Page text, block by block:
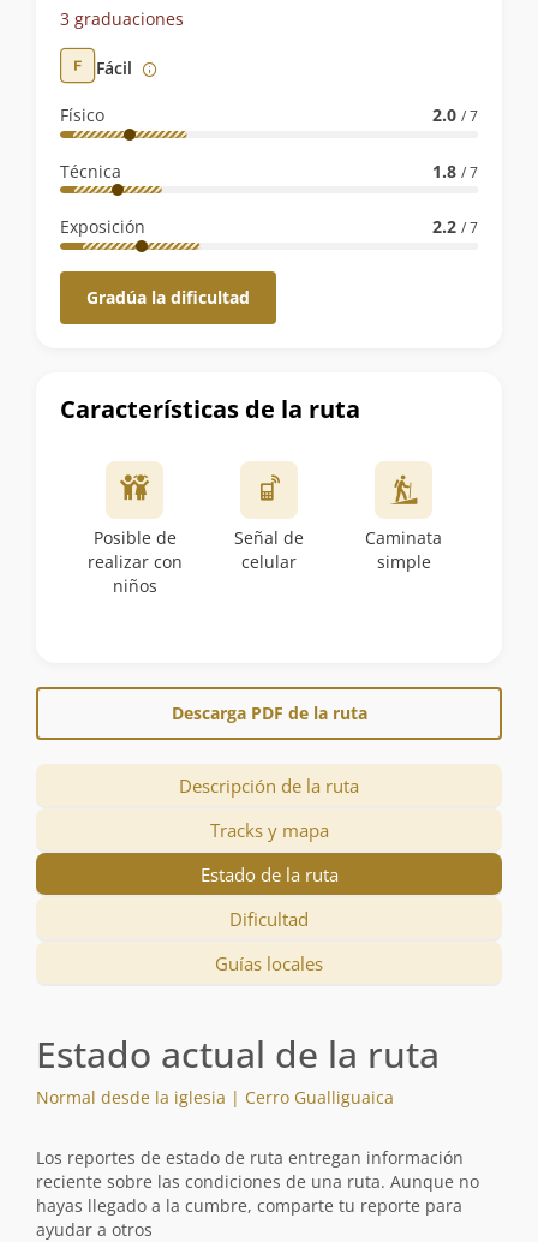
de
la
ruta
3 graduaciones
Fácil
Físico 2.0 / 7
Técnica 1.8 / 7
Exposición 2.2 / 7
Gradúa la dificultad
Características de la ruta
Posible de
realizar con
niños
Señal de
celular
Caminata
simple
Descarga PDF de la ruta
Descripción de la ruta
Tracks y mapa
Estado de la ruta
Dificultad
Guías locales
Estado actual de la ruta
Normal desde la iglesia | Cerro Gualliguaica
Los reportes de estado de ruta entregan información
reciente sobre las condiciones de una ruta. Aunque no
hayas llegado a la cumbre, comparte tu reporte para
ayudar a otros